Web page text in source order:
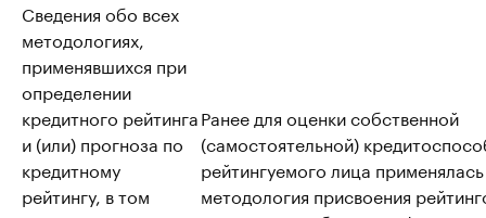
Сведения обо всех
методологиях,
применявшихся при
определении
кредитного рейтинга
и (или) прогноза по
кредитному
рейтингу, в том
Ранее для оценки собственной
(самостоятельной)
рейтингуемого лица применялась
методология присвоения